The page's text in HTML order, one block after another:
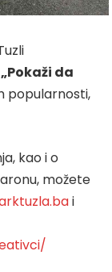
„Pokaži da
popularnosti,
kao i o
možete
i